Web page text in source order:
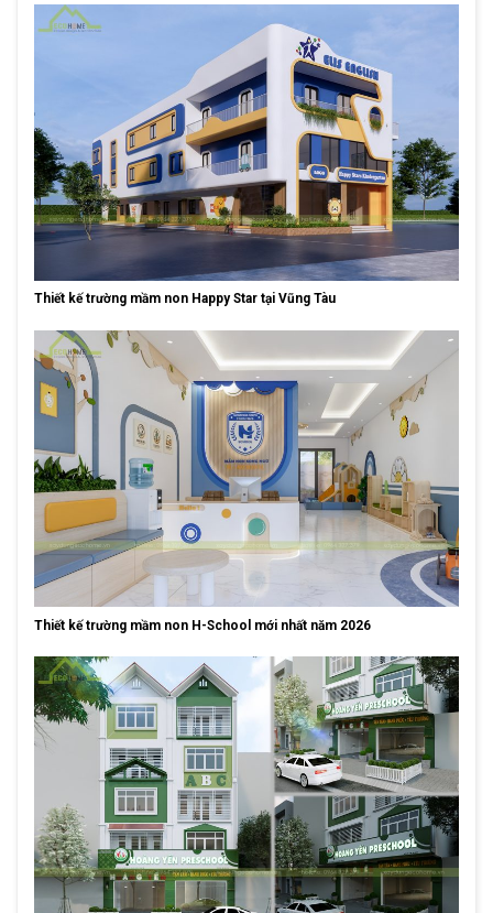
Thiết kế trường mầm non Happy Star tại Vũng Tàu
Thiết kế trường mầm non H-School mới nhất năm 2026